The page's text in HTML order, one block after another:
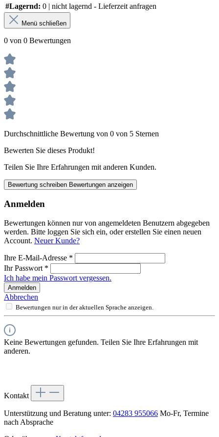
#Lagernd: 0 | nicht lagernd - Lieferzeit anfragen
Menü schließen
0 von 0 Bewertungen
Durchschnittliche Bewertung von 0 von 5 Sternen
Bewerten Sie dieses Produkt!
Teilen Sie Ihre Erfahrungen mit anderen Kunden.
Bewertung schreiben Bewertungen anzeigen
Anmelden
Bewertungen können nur von angemeldeten Benutzern abgegeben
werden. Bitte loggen Sie sich ein, oder erstellen Sie einen neuen
Account. Neuer Kunde?
Ihre E-Mail-Adresse *
Ihr Passwort *
Ich habe mein Passwort vergessen.
Anmelden
Abbrechen
Bewertungen nur in der aktuellen Sprache anzeigen.
Keine Bewertungen gefunden. Teilen Sie Ihre Erfahrungen mit
anderen.
Kontakt
Unterstützung und Beratung unter: 04283 955066 Mo-Fr, Termine
nach Absprache